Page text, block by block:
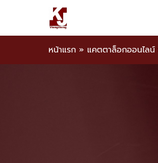
หน้าแรก » แคตตาล็อกออนไลน์